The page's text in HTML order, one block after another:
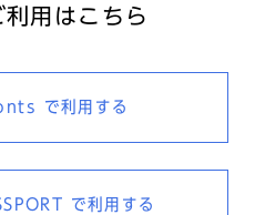
用はこちら
で利用する
で利用する